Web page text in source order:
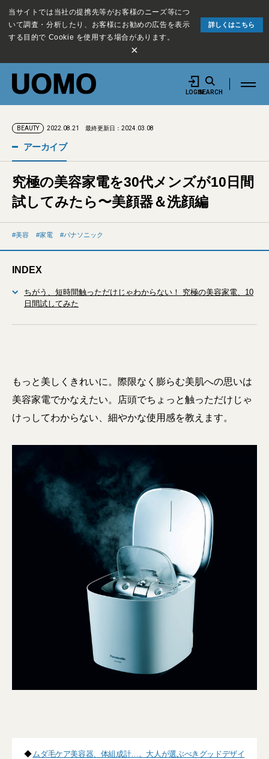
当サイトでは当社の提携先等がお客様のニーズ等につ
いて調査・分析したり、お客様にお勧めの広告を表示
する目的で Cookie を使用する場合があります。
詳しくはこちら
×
LOGINSEARCH
BEAUTY 2022.08.21 最終更新日：2024.03.08
アーカイブ
究極の美容家電を30代メンズが10日間
試してみたら〜美顔器＆洗顔編
美容 家電 パナソニック
INDEX
ちがう、短時間触っただけじゃわからない！ 究極の美容家電、10
日間試してみた
もっと美しくきれいに。際限なく膨らむ美肌への思いは
美容家電でかなえたい。店頭でちょっと触っただけじゃ
けっしてわからない、細やかな使用感を教えます。
◆ムダ毛ケア美容器、体組成計…。大人が選ぶべきグッドデザイ